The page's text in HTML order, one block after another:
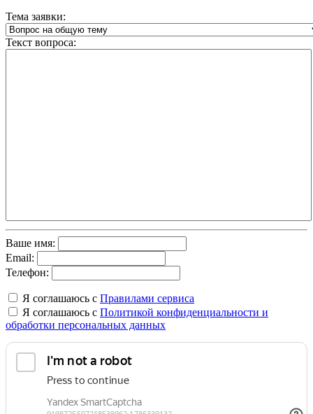
Тема заявки:
Текст вопроса:
Ваше имя:
Email:
Телефон:
Я соглашаюсь с Правилами сервиса
Я соглашаюсь с Политикой конфиденциальности и
обработки персональных данных